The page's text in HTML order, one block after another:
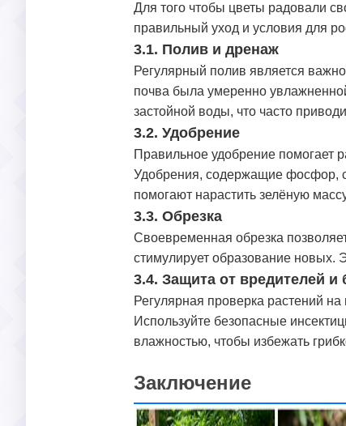
Для того чтобы цветы радовали
правильный уход и условия для
3.1. Полив и дренаж
Регулярный полив является
почва была умеренно
застойной воды, что часто
3.2. Удобрение
Правильное удобрение помогает
Удобрения, содержащие фосфор,
помогают нарастить зелёную
3.3. Обрезка
Своевременная обрезка
стимулирует образование новых.
3.4. Защита от вредителей и
Регулярная проверка растений
Используйте безопасные
влажностью, чтобы избежать
Заключение